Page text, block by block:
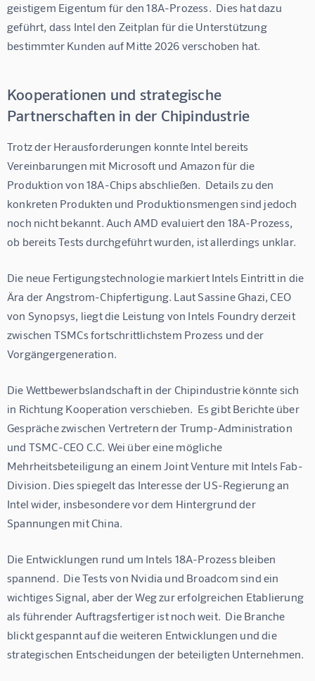
geistigem Eigentum für den 18A-Prozess.  Dies hat dazu
geführt, dass Intel den Zeitplan für die Unterstützung
bestimmter Kunden auf Mitte 2026 verschoben hat.
Kooperationen und strategische
Partnerschaften in der Chipindustrie
Trotz der Herausforderungen konnte Intel bereits
Vereinbarungen mit Microsoft und Amazon für die
Produktion von 18A-Chips abschließen.  Details zu den
konkreten Produkten und Produktionsmengen sind jedoch
noch nicht bekannt. Auch AMD evaluiert den 18A-Prozess,
ob bereits Tests durchgeführt wurden, ist allerdings unklar.
Die neue Fertigungstechnologie markiert Intels Eintritt in die
Ära der Angstrom-Chipfertigung. Laut Sassine Ghazi, CEO
von Synopsys, liegt die Leistung von Intels Foundry derzeit
zwischen TSMCs fortschrittlichstem Prozess und der
Vorgängergeneration.
Die Wettbewerbslandschaft in der Chipindustrie könnte sich
in Richtung Kooperation verschieben.  Es gibt Berichte über
Gespräche zwischen Vertretern der Trump-Administration
und TSMC-CEO C.C. Wei über eine mögliche
Mehrheitsbeteiligung an einem Joint Venture mit Intels Fab-
Division. Dies spiegelt das Interesse der US-Regierung an
Intel wider, insbesondere vor dem Hintergrund der
Spannungen mit China.
Die Entwicklungen rund um Intels 18A-Prozess bleiben
spannend.  Die Tests von Nvidia und Broadcom sind ein
wichtiges Signal, aber der Weg zur erfolgreichen Etablierung
als führender Auftragsfertiger ist noch weit.  Die Branche
blickt gespannt auf die weiteren Entwicklungen und die
strategischen Entscheidungen der beteiligten Unternehmen.